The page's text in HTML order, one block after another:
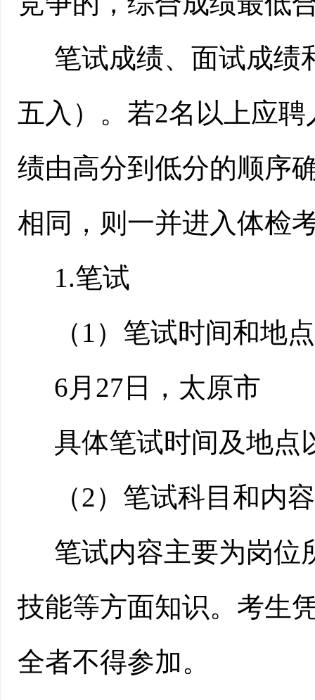
笔试成绩、面试成绩
五入）。若2名以上应
绩由高分到低分的顺序
相同，则一并进入体检
1.笔试
（ 1）笔试时间和地点
6月 27日
，太原市
具体笔试时间及地点
（2）笔试科目和内容
笔试内容主要为岗位
技能等方面知识。考生
全者不得参加。